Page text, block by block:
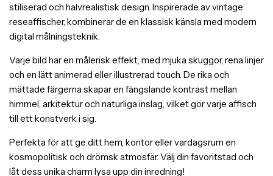
stiliserad och halvrealistisk design. Inspirerade av vintage
reseaffischer, kombinerar de en klassisk känsla med modern
digital målningsteknik.
Varje bild har en målerisk effekt, med mjuka skuggor, rena linjer
och en lätt animerad eller illustrerad touch. De rika och
mättade färgerna skapar en fängslande kontrast mellan
himmel, arkitektur och naturliga inslag, vilket gör varje affisch
till ett konstverk i sig.
Perfekta för att ge ditt hem, kontor eller vardagsrum en
kosmopolitisk och drömsk atmosfär. Välj din favoritstad och
låt dess unika charm lysa upp din inredning!